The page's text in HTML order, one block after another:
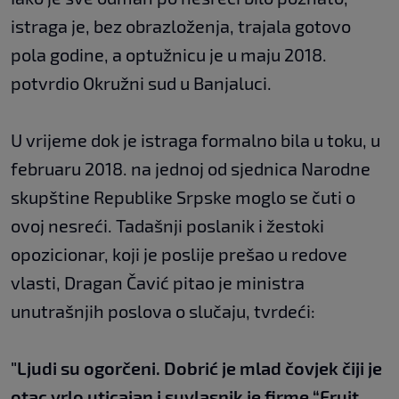
istraga je, bez obrazloženja, trajala gotovo
pola godine, a optužnicu je u maju 2018.
potvrdio Okružni sud u Banjaluci.
U vrijeme dok je istraga formalno bila u toku, u
februaru 2018. na jednoj od sjednica Narodne
skupštine Republike Srpske moglo se čuti o
ovoj nesreći. Tadašnji poslanik i žestoki
opozicionar, koji je poslije prešao u redove
vlasti, Dragan Čavić pitao je ministra
unutrašnjih poslova o slučaju, tvrdeći:
"Ljudi su ogorčeni. Dobrić je mlad čovjek čiji je